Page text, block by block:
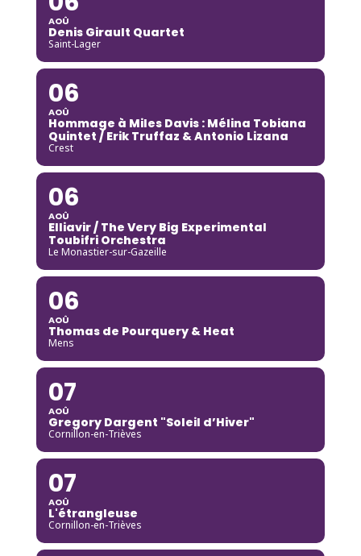
AOÛ
Denis Girault Quartet
Saint-Lager
06
AOÛ
Hommage à Miles Davis : Mélina Tobiana
Quintet / Erik Truffaz & Antonio Lizana
Crest
06
AOÛ
Elliavir / The Very Big Experimental
Toubifri Orchestra
Le Monastier-sur-Gazeille
06
AOÛ
Thomas de Pourquery & Heat
Mens
07
AOÛ
Gregory Dargent "Soleil d’Hiver"
Cornillon-en-Trièves
07
AOÛ
L'étrangleuse
Cornillon-en-Trièves